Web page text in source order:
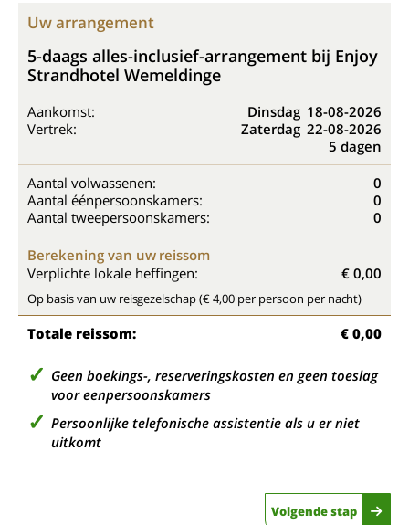
Uw arrangement
5-daags alles-inclusief-arrangement bij Enjoy
Strandhotel Wemeldinge
Aankomst: Dinsdag 18-08-2026
Vertrek:
Zaterdag 22-08-2026
5 dagen
Aantal volwassenen:
0
Aantal éénpersoonskamers:
0
Aantal tweepersoonskamers:
0
Berekening van uw reissom
Verplichte lokale heffingen:
€ 0,00
Op basis van uw reisgezelschap (€ 4,00 per persoon per nacht)
Totale reissom: € 0,00
Geen boekings-, reserveringskosten en geen toeslag
voor eenpersoonskamers
Persoonlijke telefonische assistentie als u er niet
uitkomt
Volgende stap